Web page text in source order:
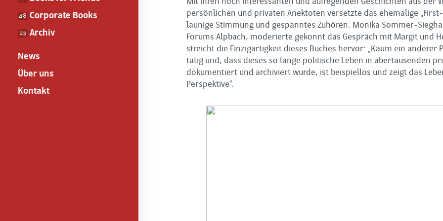
48 Corporate Books
23 Archiv
News
Über uns
Kontakt
Mit ihren hoch interessanten und aufregenden Geschichten aus
persönlichen und privaten Anektoten versetzte das ehemalige
launige Stimmung und gespanntes Zuhören. Monika Sommer-
Forums Alpbach, moderierte gekonnt das Gespräch mit Margit und
streicht die Einzigartigkeit dieses Buches hervor: „Kaum ein
tätig und, dass dieses so lange politische Leben in abertausenden
dokumentiert und archiviert wurde, ist beispiellos und zeigt das
Perspektive“.